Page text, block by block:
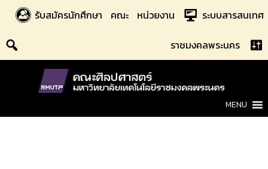
content
รับสมัครนักศึกษา คณะ หน่วยงาน ระบบสารสนเทศ
ราชมงคลพระนคร
MENU